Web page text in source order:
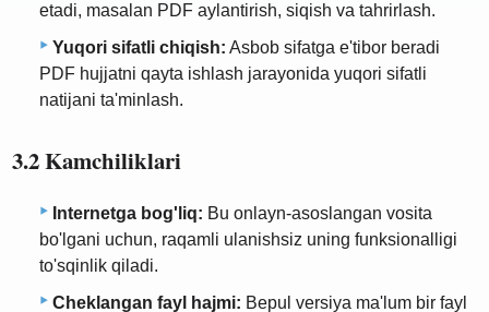
etadi, masalan PDF aylantirish, siqish va tahrirlash.
Yuqori sifatli chiqish: Asbob sifatga e'tibor beradi
PDF hujjatni qayta ishlash jarayonida yuqori sifatli
natijani ta'minlash.
3.2 Kamchiliklari
Internetga bog'liq: Bu onlayn-asoslangan vosita
bo'lgani uchun, raqamli ulanishsiz uning funksionalligi
to'sqinlik qiladi.
Cheklangan fayl hajmi: Bepul versiya ma'lum bir fayl